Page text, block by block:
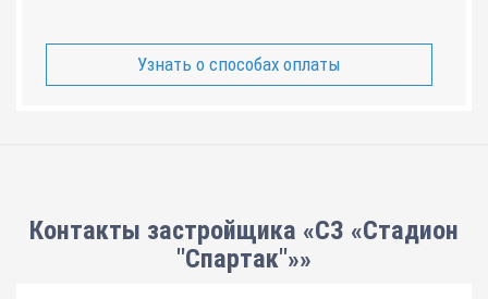
Узнать о способах оплаты
Контакты застройщика «СЗ «Стадион
"Спартак"»»